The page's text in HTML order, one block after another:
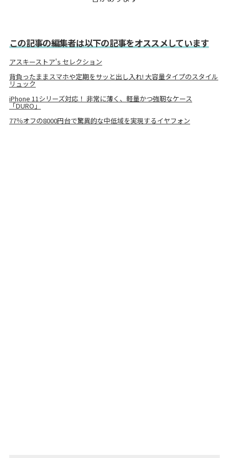
この記事の編集者は以下の記事をオススメしています
アスキーストア's セレクション
背負ったままスマホや定期をサッと出し入れ! 大容量タイプのスタイル
リュック
iPhone 11シリーズ対応！ 非常に薄く、軽量かつ強靭なケース
「DURO」
77％オフの8000円台で驚異的な中低域を実現するイヤフォン